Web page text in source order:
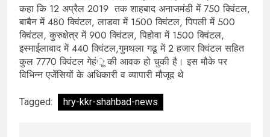
कहा कि 12 अप्रैल 2019 तक शाहबाद अनाजमंडी में 750 क्विंटल,
बाबैन में 480 क्विंटल, लाडवा में 1500 क्विंटल, पिपली में 500
क्विंटल, कुरुक्षेत्र में 900 क्विंटल, पिहोवा में 1500 क्विंटल,
इस्माईलाबाद में 440 क्विंटल,गुमथला गढू में 2 हजार क्विंटल सहित
कुल 7770 क्विंटल गेहंू की आवक हो चुकी है। इस मौके पर
विभिन्न एजेंसियों के अधिकारी व व्यापारी मौजूद थे
Tagged: hry-kkr-shahbad-news